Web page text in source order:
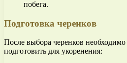
побега.
Подготовка черенков
После выбора черенков
подготовить для укоренения: